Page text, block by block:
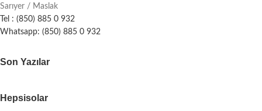
Sarıyer / Maslak
Tel : (850) 885 0 932
Whatsapp: (850) 885 0 932
Son Yazılar
Hepsisolar